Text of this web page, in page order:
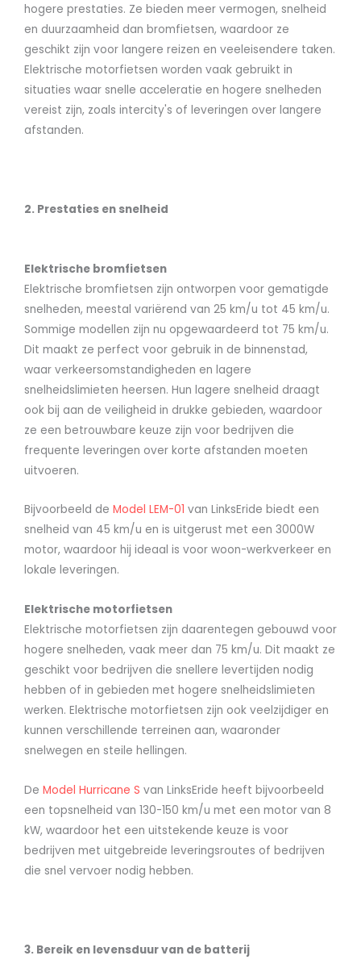
hogere prestaties. Ze bieden meer vermogen, snelheid
en duurzaamheid dan bromfietsen, waardoor ze
geschikt zijn voor langere reizen en veeleisendere taken.
Elektrische motorfietsen worden vaak gebruikt in
situaties waar snelle acceleratie en hogere snelheden
vereist zijn, zoals intercity's of leveringen over langere
afstanden.
2. Prestaties en snelheid
Elektrische bromfietsen
Elektrische bromfietsen zijn ontworpen voor gematigde
snelheden, meestal variërend van 25 km/u tot 45 km/u.
Sommige modellen zijn nu opgewaardeerd tot 75 km/u.
Dit maakt ze perfect voor gebruik in de binnenstad,
waar verkeersomstandigheden en lagere
snelheidslimieten heersen. Hun lagere snelheid draagt
ook bij aan de veiligheid in drukke gebieden, waardoor
ze een betrouwbare keuze zijn voor bedrijven die
frequente leveringen over korte afstanden moeten
uitvoeren.
Bijvoorbeeld de Model LEM-01 van LinksEride biedt een
snelheid van 45 km/u en is uitgerust met een 3000W
motor, waardoor hij ideaal is voor woon-werkverkeer en
lokale leveringen.
Elektrische motorfietsen
Elektrische motorfietsen zijn daarentegen gebouwd voor
hogere snelheden, vaak meer dan 75 km/u. Dit maakt ze
geschikt voor bedrijven die snellere levertijden nodig
hebben of in gebieden met hogere snelheidslimieten
werken. Elektrische motorfietsen zijn ook veelzijdiger en
kunnen verschillende terreinen aan, waaronder
snelwegen en steile hellingen.
De Model Hurricane S van LinksEride heeft bijvoorbeeld
een topsnelheid van 130-150 km/u met een motor van 8
kW, waardoor het een uitstekende keuze is voor
bedrijven met uitgebreide leveringsroutes of bedrijven
die snel vervoer nodig hebben.
3. Bereik en levensduur van de batterij